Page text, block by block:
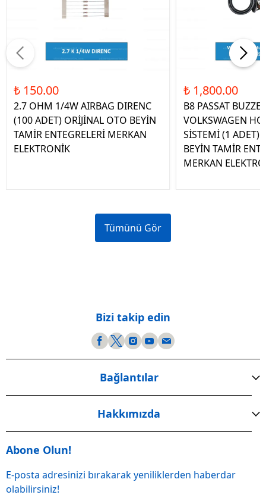
₺ 150.00
2.7 OHM 1/4W AIRBAG DIRENC
(100 ADET) ORİJİNAL OTO BEYİN
TAMİR ENTEGRELERİ MERKAN
ELEKTRONİK
₺ 1,800.00
B8 PASSAT
VOLKSWAGEN
SİSTEMİ (1 ADET)
BEYİN TAMİR
MERKAN
Tümünü Gör
Bizi takip edin
Bağlantılar
Hakkımızda
Abone Olun!
E-posta adresinizi bırakarak yeniliklerden haberdar
olabilirsiniz!